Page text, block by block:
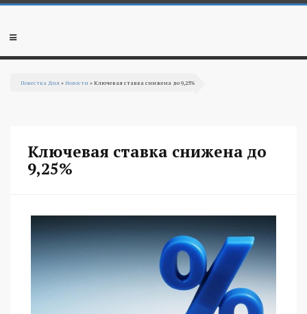
Перейти к основному содержанию
Мобильное
Повестка Дня »Новости » Ключевая ставка снижена до 9,25%
Ключевая ставка снижена до
9,25%